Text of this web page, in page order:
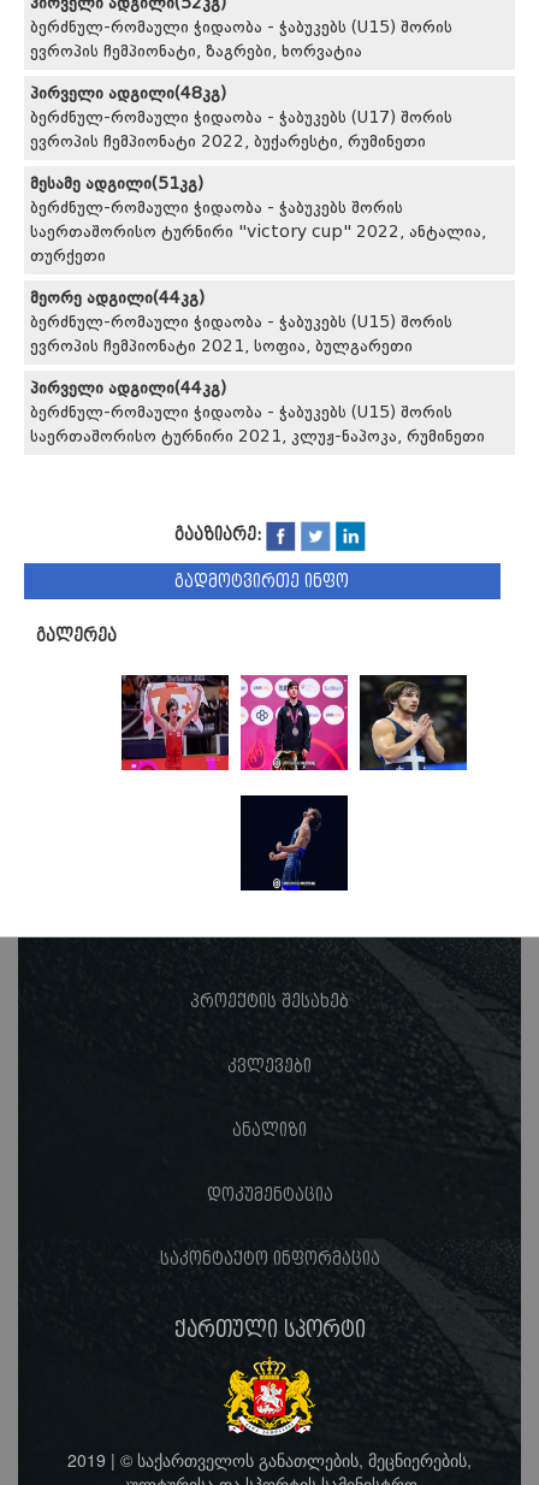
პირველი ადგილი(52კგ)
ბერძნულ-რომაული ჭიდაობა - ჭაბუკებს (U15) შორის
ევროპის ჩემპიონატი, ზაგრები, ხორვატია
პირველი ადგილი(48კგ)
ბერძნულ-რომაული ჭიდაობა - ჭაბუკებს (U17) შორის
ევროპის ჩემპიონატი 2022, ბუქარესტი, რუმინეთი
მესამე ადგილი(51კგ)
ბერძნულ-რომაული ჭიდაობა - ჭაბუკებს შორის
საერთაშორისო ტურნირი "victory cup" 2022, ანტალია,
თურქეთი
მეორე ადგილი(44კგ)
ბერძნულ-რომაული ჭიდაობა - ჭაბუკებს (U15) შორის
ევროპის ჩემპიონატი 2021, სოფია, ბულგარეთი
პირველი ადგილი(44კგ)
ბერძნულ-რომაული ჭიდაობა - ჭაბუკებს (U15) შორის
საერთაშორისო ტურნირი 2021, კლუჟ-ნაპოკა, რუმინეთი
გააზიარე:
გადმოტვირთე ინფო
გალერეა
პროექტის შესახებ
კვლევები
ანალიზი
დოკუმენტაცია
საკონტაქტო ინფორმაცია
ქართული სპორტი
2019 | © საქართველოს განათლების, მეცნიერების,